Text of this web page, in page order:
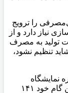
را ترویج
نیاز دارد و از
تولید به مصرف
تنظیم نشود،
نمایشگاه
بین‌المللی شیلات گفت: این نمایشگاه در هشتمین گام خود ۱۴۱